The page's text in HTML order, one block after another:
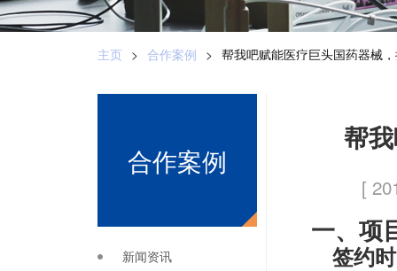
主页 > 合作案例 > 帮我吧赋能医疗巨头国药器械
合作案例
新闻资讯
帮
[
一、 项
签约